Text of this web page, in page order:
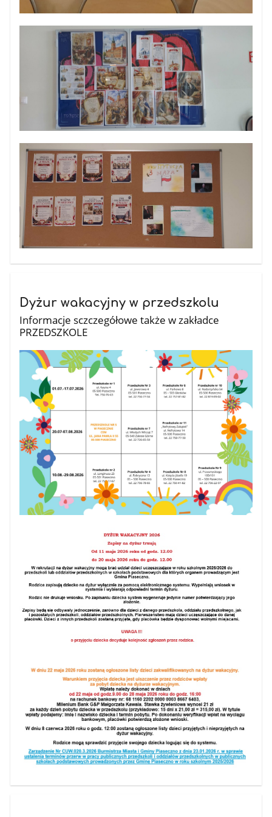
Dyżur wakacyjny w przedszkolu
Informacje sczczegółowe także w zakładce
PRZEDSZKOLE